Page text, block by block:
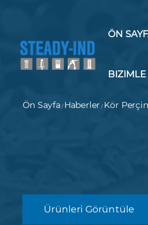
ÖN
BIZIMLE
Ön Sayfa / Haberler / Kör
Ürünleri Görüntüle